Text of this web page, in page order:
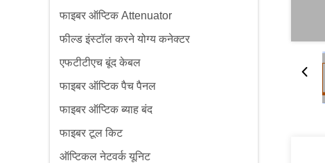
फाइबर ऑप्टिक Attenuator
फील्ड इंस्टॉल करने योग्य कनेक्टर
एफटीटीएच बूंद केबल
फाइबर ऑप्टिक पैच पैनल
फाइबर ऑप्टिक ब्याह बंद
फाइबर टूल किट
ऑप्टिकल नेटवर्क यूनिट